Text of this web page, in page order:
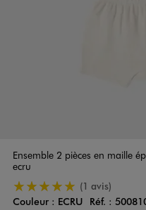
Ensemble 2 pièces en maille
ecru
5/5 de moyenne(1 avis)
Couleur
Couleur : ECRU Réf. :